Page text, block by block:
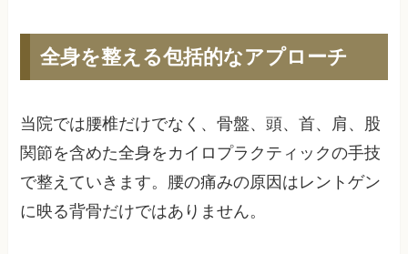
全身を整える包括的なアプローチ
当院では腰椎だけでなく、骨盤、頭、首、肩、股
関節を含めた全身をカイロプラクティックの手技
で整えていきます。腰の痛みの原因はレントゲン
に映る背骨だけではありません。